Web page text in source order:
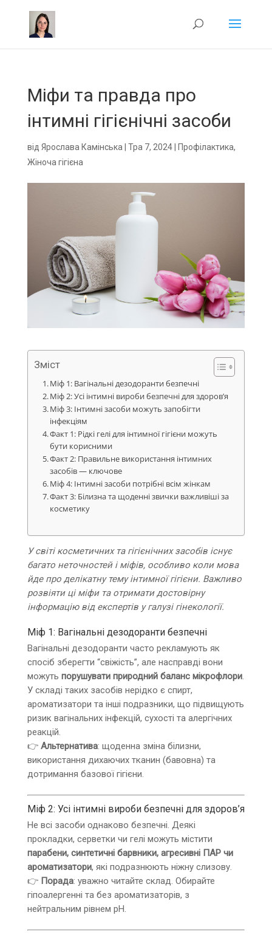
Міфи та правда про
інтимні гігієнічні засоби
від Ярослава Камінська Тра 7, 2024| Профілактика,
Жіноча гігієна
Зміст
Міф 1: Вагінальні дезодоранти безпечні
Міф 2: Усі інтимні вироби безпечні для здоров’я
Міф 3: Інтимні засоби можуть запобігти
інфекціям
Факт 1: Рідкі гелі для інтимної гігієни можуть
бути корисними
Факт 2: Правильне використання інтимних
засобів — ключове
Міф 4: Інтимні засоби потрібні всім жінкам
Факт 3: Білизна та щоденні звички важливіші за
косметику
У світі косметичних та гігієнічних засобів існує
багато неточностей і міфів, особливо коли мова
йде про делікатну тему інтимної гігієни. Важливо
розвіяти ці міфи та отримати достовірну
інформацію від експертів у галузі гінекології.
Міф 1: Вагінальні дезодоранти безпечні
Вагінальні дезодоранти часто рекламують як
спосіб зберегти “свіжість”, але насправді вони
можуть порушувати природний баланс мікрофлори.
У складі таких засобів нерідко є спирт,
ароматизатори та інші подразники, що підвищують
ризик вагінальних інфекцій, сухості та алергічних
реакцій.
👉 Альтернатива: щоденна зміна білизни,
використання дихаючих тканин (бавовна) та
дотримання базової гігієни.
Міф 2: Усі інтимні вироби безпечні для здоров’я
Не всі засоби однаково безпечні. Деякі
прокладки, серветки чи гелі можуть містити
парабени, синтетичні барвники, агресивні ПАР чи
ароматизатори, які подразнюють ніжну слизову.
👉 Порада: уважно читайте склад. Обирайте
гіпоалергенні та без ароматизаторів, з
нейтральним рівнем pH.